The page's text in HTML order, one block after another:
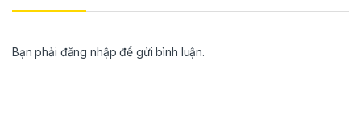
Bạn phải đăng nhập để gửi bình luận.